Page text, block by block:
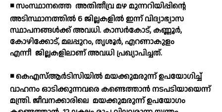
◾ സംസ്ഥാനത്തെ അതിതീവ്ര മഴ മുന്നറിയിപ്പിന്റെ
അടിസ്ഥാനത്തില്‍ 6 ജില്ലകളില്‍ ഇന്ന് വിദ്യാഭ്യാസ
സ്ഥാപനങ്ങള്‍ക്ക് അവധി. കാസര്‍കോട്, കണ്ണൂര്‍,
കോഴിക്കോട്, മലപ്പുറം, തൃശൂര്‍, എറണാകുളം
എന്നീ ജില്ലകളിലാണ് അവധി പ്രഖ്യാപിച്ചത്.
◾ കെഎസ്ആര്‍ടിസിയില്‍ മയക്കുമരുന്ന് ഉപയോഗിച്ച്
വാഹനം ഓടിക്കുന്നവരെ കണ്ടെത്താന്‍ നടപടിയായെന്ന്
മന്ത്രി. ജീവനക്കാരിലെ മയക്കുമരുന്ന് ഉപയോഗം